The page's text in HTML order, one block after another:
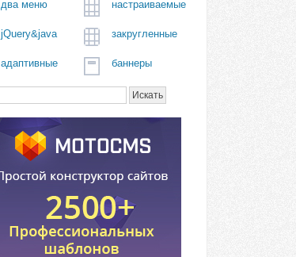
два меню настраиваемые
jQuery&java закругленные
адаптивные баннеры